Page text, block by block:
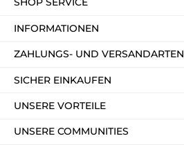
INFORMATIONEN
ZAHLUNGS- UND VERSANDARTEN
SICHER EINKAUFEN
UNSERE VORTEILE
UNSERE COMMUNITIES